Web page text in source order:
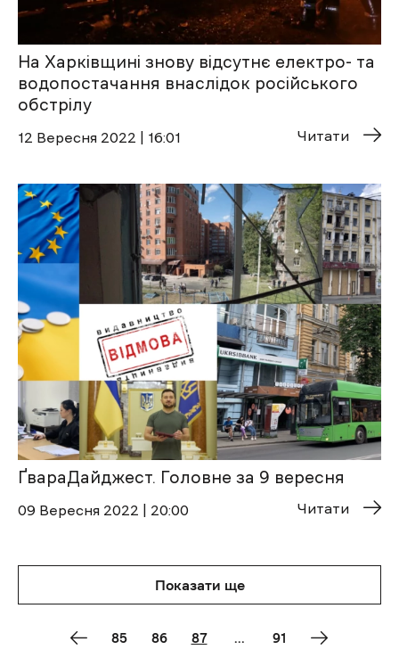
На Харківщині знову відсутнє електро- та
водопостачання внаслідок російського
обстрілу
12 Вересня 2022 | 16:01 Читати
ҐвараДайджест. Головне за 9 вересня
09 Вересня 2022 | 20:00 Читати
Показати ще
85 86 87 91